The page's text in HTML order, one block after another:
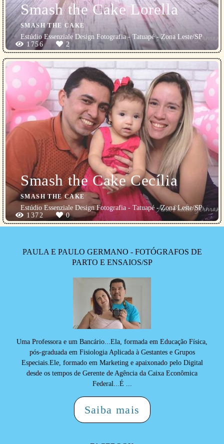
Smash the Cake Lorella
SMASH THE CAKE
Estúdio Essenziale Design Fotografia - Tatuapé - Zona Leste/SP
1756
2
Smash the Cake Cecília
SMASH THE CAKE
Estúdio Essenziale Design Fotografia - Tatuapé - Zona Leste/SP
1372
0
PAULA E PAULO GERMANO - FOTÓGRAFOS DE
PARTO E ENSAIOS/SP
Uma Professora e um Bancário...Ela, formada em Educação Física,
pós-graduada em Fisiologia Aplicada à Gestantes e Grupos
Especiais.Ele, formado em Marketing e apaixonado pelo Digital
desde os tempos de Gerente de Agência da Caixa Econômica
Federal...É ...
Saiba mais